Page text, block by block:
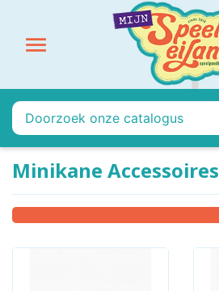

Minikane Accessoires